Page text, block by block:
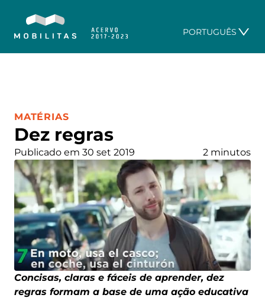
PORTUGUÊS
Dez regras
CATEGORIA:
MATÉRIAS
Publicado em 30 set 2019 2 minutos
Concisas, claras e fáceis de aprender, dez
regras formam a base de uma ação educativa